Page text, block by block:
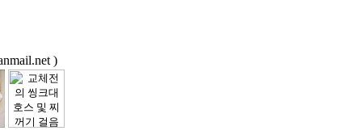
)